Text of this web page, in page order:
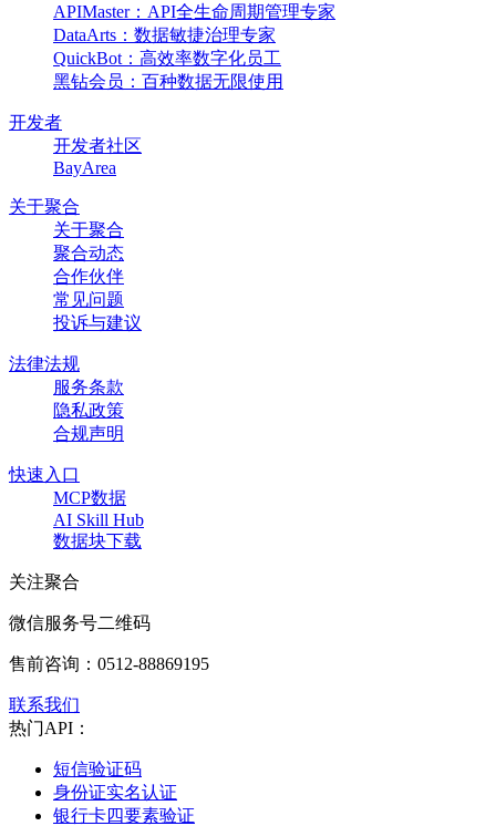
APIMaster：API全生命周期管理专家
DataArts：数据敏捷治理专家
QuickBot：高效率数字化员工
黑钻会员：百种数据无限使用
开发者
开发者社区
BayArea
关于聚合
关于聚合
聚合动态
合作伙伴
常见问题
投诉与建议
法律法规
服务条款
隐私政策
合规声明
快速入口
MCP数据
AI Skill Hub
数据块下载
关注聚合
微信服务号二维码
售前咨询： 0512-88869195
联系我们
热门API：
短信验证码
身份证实名认证
银行卡四要素验证